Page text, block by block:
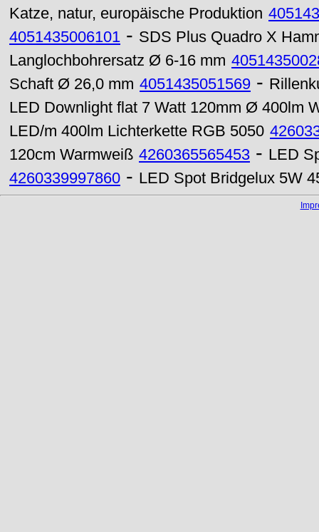
Katze, natur, europäische Produktion
4051435006101 - SDS Plus Quadro X
Langlochbohrersatz Ø 6-16 mm
Schaft Ø 26,0 mm 4051435051569 -
LED Downlight flat 7 Watt 120mm Ø 400lm
LED/m 400lm Lichterkette RGB 5050
120cm Warmweiß 4260365565453 - LED
4260339997860 - LED Spot Bridgelux 5W